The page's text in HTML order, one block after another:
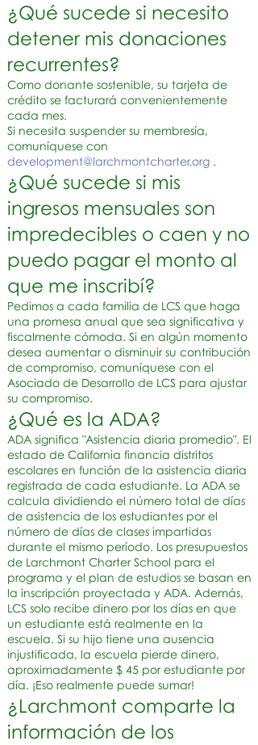
¿Qué sucede si necesito
detener mis donaciones
recurrentes?
Como donante sostenible, su tarjeta de
crédito se facturará convenientemente
cada mes.
Si necesita suspender su membresía,
comuníquese con
development@larchmontcharter.org .
¿Qué sucede si mis
ingresos mensuales son
impredecibles o caen y no
puedo pagar el monto al
que me inscribí?
Pedimos a cada familia de LCS que haga
una promesa anual que sea significativa y
fiscalmente cómoda. Si en algún momento
desea aumentar o disminuir su contribución
de compromiso, comuníquese con el
Asociado de Desarrollo de LCS para ajustar
su compromiso.
¿Qué es la ADA?
ADA significa "Asistencia diaria promedio". El
estado de California financia distritos
escolares en función de la asistencia diaria
registrada de cada estudiante. La ADA se
calcula dividiendo el número total de días
de asistencia de los estudiantes por el
número de días de clases impartidas
durante el mismo período. Los presupuestos
de Larchmont Charter School para el
programa y el plan de estudios se basan en
la inscripción proyectada y ADA. Además,
LCS solo recibe dinero por los días en que
un estudiante está realmente en la
escuela. Si su hijo tiene una ausencia
injustificada, la escuela pierde dinero,
aproximadamente $ 45 por estudiante por
día. ¡Eso realmente puede sumar!
¿Larchmont comparte la
información de los